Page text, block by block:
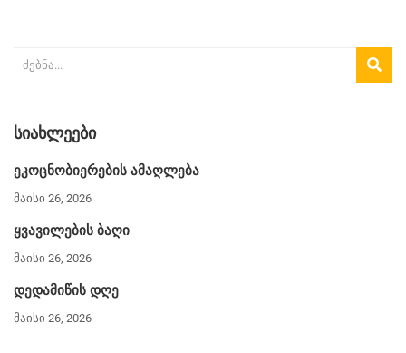
ᲡᲘᲐᲮᲚᲔᲔᲑᲘ
ეკოცნობიერების ამაღლება
მაისი 26, 2026
ყვავილების ბაღი
მაისი 26, 2026
დედამიწის დღე
მაისი 26, 2026